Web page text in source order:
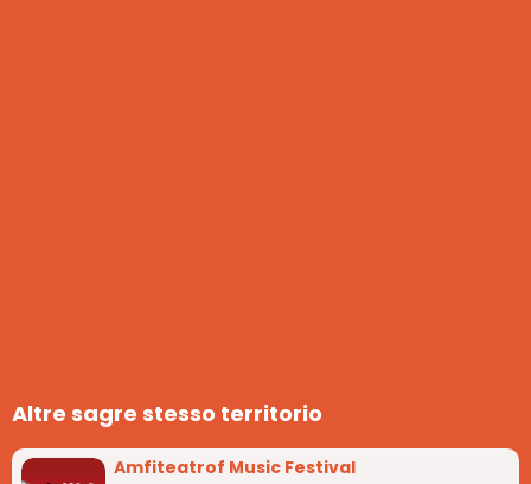
Altre sagre stesso territorio
Amfiteatrof Music Festival